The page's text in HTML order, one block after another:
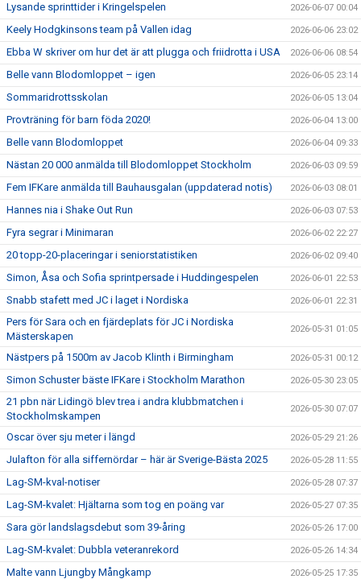
Lysande sprinttider i Kringelspelen 2026-06-07 00:04
Keely Hodgkinsons team på Vallen idag 2026-06-06 23:02
Ebba W skriver om hur det är att plugga och friidrotta i USA 2026-06-06 08:54
Belle vann Blodomloppet – igen 2026-06-05 23:14
Sommaridrottsskolan 2026-06-05 13:04
Provträning för barn föda 2020! 2026-06-04 13:00
Belle vann Blodomloppet 2026-06-04 09:33
Nästan 20 000 anmälda till Blodomloppet Stockholm 2026-06-03 09:59
Fem IFKare anmälda till Bauhausgalan (uppdaterad notis) 2026-06-03 08:01
Hannes nia i Shake Out Run 2026-06-03 07:53
Fyra segrar i Minimaran 2026-06-02 22:27
20 topp-20-placeringar i seniorstatistiken 2026-06-02 09:40
Simon, Åsa och Sofia sprintpersade i Huddingespelen 2026-06-01 22:53
Snabb stafett med JC i laget i Nordiska 2026-06-01 22:31
Pers för Sara och en fjärdeplats för JC i Nordiska
Mästerskapen
2026-05-31 01:05
Nästpers på 1500m av Jacob Klinth i Birmingham 2026-05-31 00:12
Simon Schuster bäste IFKare i Stockholm Marathon 2026-05-30 23:05
21 pbn när Lidingö blev trea i andra klubbmatchen i
Stockholmskampen
2026-05-30 07:07
Oscar över sju meter i längd 2026-05-29 21:26
Julafton för alla siffernördar – här är Sverige-Bästa 2025 2026-05-28 11:55
Lag-SM-kval-notiser 2026-05-28 07:37
Lag-SM-kvalet: Hjältarna som tog en poäng var 2026-05-27 07:35
Sara gör landslagsdebut som 39-åring 2026-05-26 17:00
Lag-SM-kvalet: Dubbla veteranrekord 2026-05-26 14:34
Malte vann Ljungby Mångkamp 2026-05-25 17:35